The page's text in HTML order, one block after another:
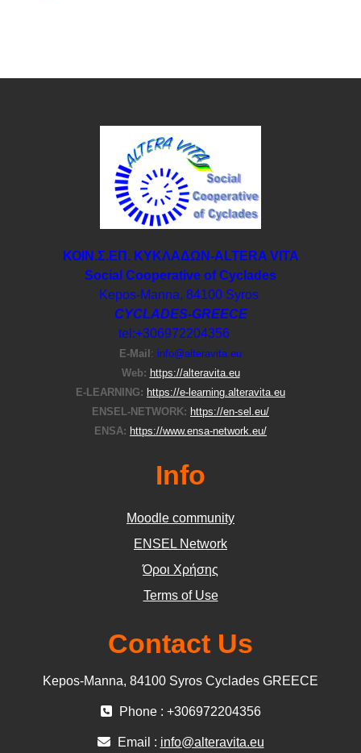
ΚΟΙΝ.Σ.ΕΠ. ΚΥΚΛΑΔΩΝ-ΑLTERA VITA
Social Cooperative of Cyclades
Kepos-Manna, 84100 Syros
CYCLADES-GREECE
tel:+306972204356
E-Μail: info@alteravita.eu
Web: https://alteravita.eu
E-LEARNING: https://e-learning.alteravita.eu
ENSEL-NETWORK: https://en-sel.eu/
ENSA: https://www.ensa-network.eu/
Info
Moodle community
ΕΝSEL Network
Όροι Χρήσης
Terms of Use
Contact Us
Kepos-Manna, 84100 Syros Cyclades GREECE
Phone : +306972204356
Email : info@alteravita.eu